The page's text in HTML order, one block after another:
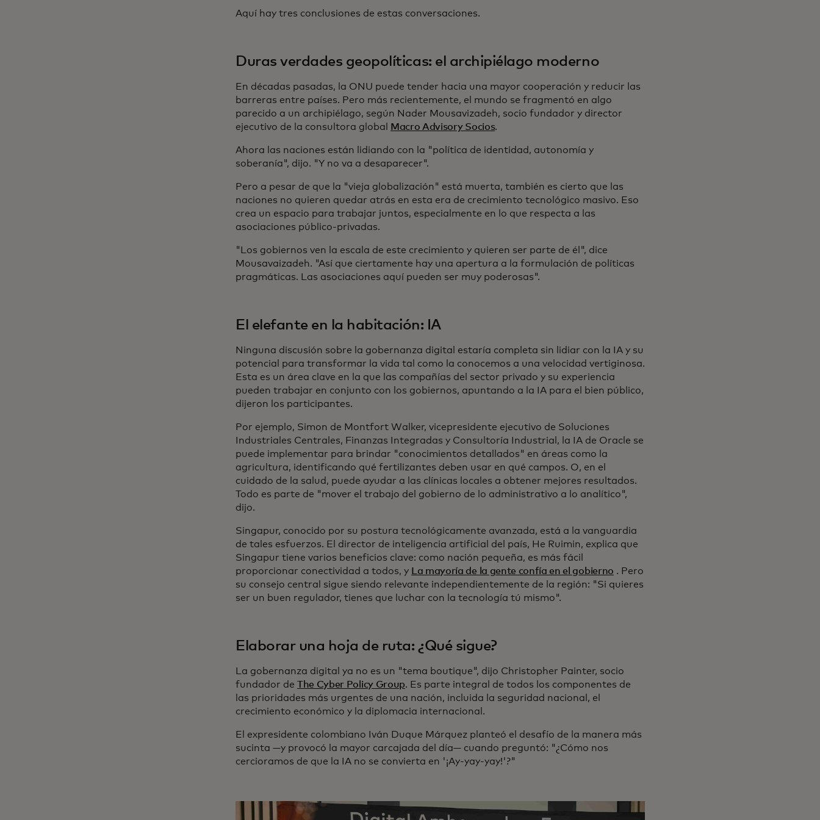
Aquí hay tres conclusiones de estas conversaciones.
Duras verdades geopolíticas: el archipiélago moderno
En décadas pasadas, la ONU puede tender hacia una mayor cooperación y reducir las
barreras entre países. Pero más recientemente, el mundo se fragmentó en algo
parecido a un archipiélago, según Nader Mousavizadeh, socio fundador y director
ejecutivo de la consultora global
Macro Advisory Socios.
Ahora las naciones están lidiando con la "política de identidad, autonomía y
soberanía", dijo. "Y no va a desaparecer".
Pero a pesar de que la "vieja globalización" está muerta, también es cierto que las
naciones no quieren quedar atrás en esta era de crecimiento tecnológico masivo. Eso
crea un espacio para trabajar juntos, especialmente en lo que respecta a las
asociaciones público-privadas.
"Los gobiernos ven la escala de este crecimiento y quieren ser parte de él", dice
Mousavaizadeh. "Así que ciertamente hay una apertura a la formulación de políticas
pragmáticas. Las asociaciones aquí pueden ser muy poderosas".
El elefante en la habitación: IA
Ninguna discusión sobre la gobernanza digital estaría completa sin lidiar con la IA y su
potencial para transformar la vida tal como la conocemos a una velocidad vertiginosa.
Esta es un área clave en la que las compañías del sector privado y su experiencia
pueden trabajar en conjunto con los gobiernos, apuntando a la IA para el bien público,
dijeron los participantes.
Por ejemplo, Simon de Montfort Walker, vicepresidente ejecutivo de Soluciones
Industriales Centrales, Finanzas Integradas y Consultoría Industrial, la IA de Oracle se
puede implementar para brindar "conocimientos detallados" en áreas como la
agricultura, identificando qué fertilizantes deben usar en qué campos. O, en el
cuidado de la salud, puede ayudar a las clínicas locales a obtener mejores resultados.
Todo es parte de "mover el trabajo del gobierno de lo administrativo a lo analítico",
dijo.
Singapur, conocido por su postura tecnológicamente avanzada, está a la vanguardia
de tales esfuerzos. El director de inteligencia artificial del país, He Ruimin, explica que
Singapur tiene varios beneficios clave: como nación pequeña, es más fácil
proporcionar conectividad a todos, y
La mayoría de la gente confía en el gobierno . Pero
su consejo central sigue siendo relevante independientemente de la región: "Si quieres
ser un buen regulador, tienes que luchar con la tecnología tú mismo".
Elaborar una hoja de ruta: ¿Qué sigue?
La gobernanza digital ya no es un "tema boutique", dijo Christopher Painter, socio
fundador de The Cyber Policy Group. Es parte integral de todos los componentes de
las prioridades más urgentes de una nación, incluida la seguridad nacional, el
crecimiento económico y la diplomacia internacional.
El expresidente colombiano Iván Duque Márquez planteó el desafío de la manera más
sucinta —y provocó la mayor carcajada del día— cuando preguntó: "¿Cómo nos
cercioramos de que la IA no se convierta en '¡Ay-yay-yay!'?"